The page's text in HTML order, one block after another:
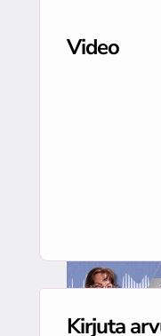
Video
Kirjuta